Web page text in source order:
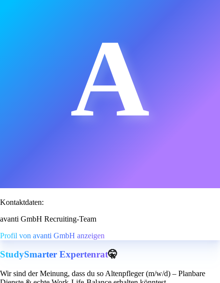
A
Kontaktdaten:
avanti GmbH Recruiting-Team
Profil von avanti GmbH anzeigen
StudySmarter Expertenrat🤫
Wir sind der Meinung, dass du so Altenpfleger (m/w/d) – Planbare